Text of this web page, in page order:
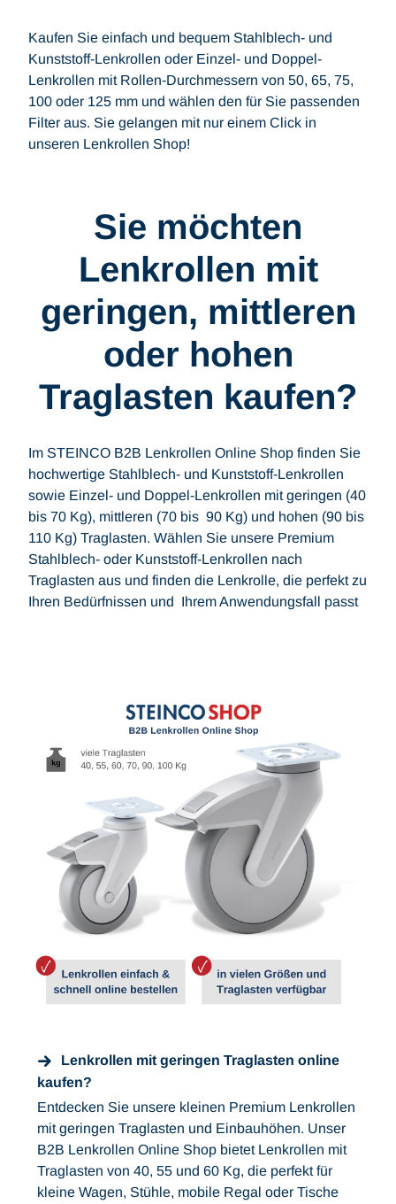
Kaufen Sie einfach und bequem Stahlblech- und
Kunststoff-Lenkrollen oder Einzel- und Doppel-
Lenkrollen mit Rollen-Durchmessern von 50, 65, 75,
100 oder 125 mm und wählen den für Sie passenden
Filter aus. Sie gelangen mit nur einem Click in
unseren Lenkrollen Shop!
Sie möchten
Lenkrollen mit
geringen, mittleren
oder hohen
Traglasten kaufen?
Im STEINCO B2B Lenkrollen Online Shop finden Sie
hochwertige Stahlblech- und Kunststoff-Lenkrollen
sowie Einzel- und Doppel-Lenkrollen mit geringen (40
bis 70 Kg), mittleren (70 bis 90 Kg) und hohen (90 bis
110 Kg) Traglasten. Wählen Sie unsere Premium
Stahlblech- oder Kunststoff-Lenkrollen nach
Traglasten aus und finden die Lenkrolle, die perfekt zu
Ihren Bedürfnissen und Ihrem Anwendungsfall passt
Lenkrollen mit geringen Traglasten online
kaufen?
Entdecken Sie unsere kleinen Premium Lenkrollen
mit geringen Traglasten und Einbauhöhen. Unser
B2B Lenkrollen Online Shop bietet Lenkrollen mit
Traglasten von 40, 55 und 60 Kg, die perfekt für
kleine Wagen, Stühle, mobile Regal oder Tische